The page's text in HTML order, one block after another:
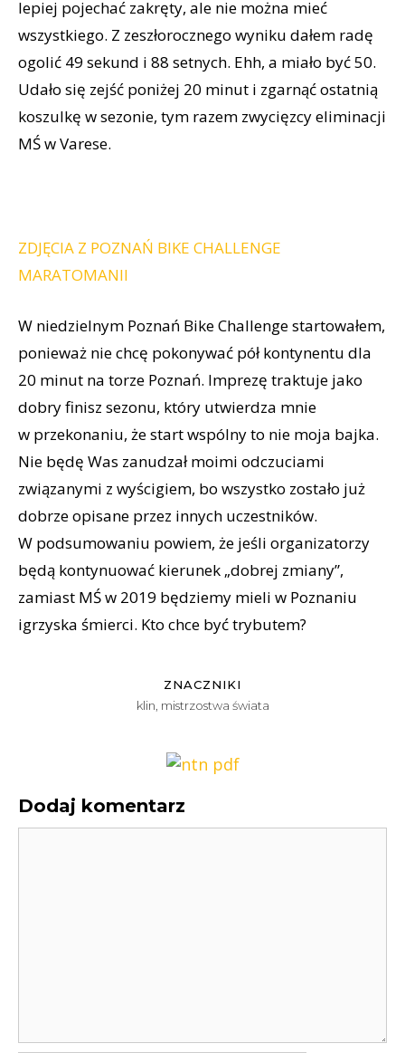
lepiej pojechać zakręty, ale nie można mieć
wszystkiego. Z zeszłorocznego wyniku dałem radę
ogolić 49 sekund i 88 setnych. Ehh, a miało być 50.
Udało się zejść poniżej 20 minut i zgarnąć ostatnią
koszulkę w sezonie, tym razem zwycięzcy eliminacji
MŚ w Varese.
ZDJĘCIA Z POZNAŃ BIKE CHALLENGE
MARATOMANII
W niedzielnym Poznań Bike Challenge startowałem,
ponieważ nie chcę pokonywać pół kontynentu dla
20 minut na torze Poznań. Imprezę traktuje jako
dobry finisz sezonu, który utwierdza mnie
w przekonaniu, że start wspólny to nie moja bajka.
Nie będę Was zanudzał moimi odczuciami
związanymi z wyścigiem, bo wszystko zostało już
dobrze opisane przez innych uczestników.
W podsumowaniu powiem, że jeśli organizatorzy
będą kontynuować kierunek „dobrej zmiany”,
zamiast MŚ w 2019 będziemy mieli w Poznaniu
igrzyska śmierci. Kto chce być trybutem?
ZNACZNIKI
klin mistrzostwa świata
Dodaj komentarz